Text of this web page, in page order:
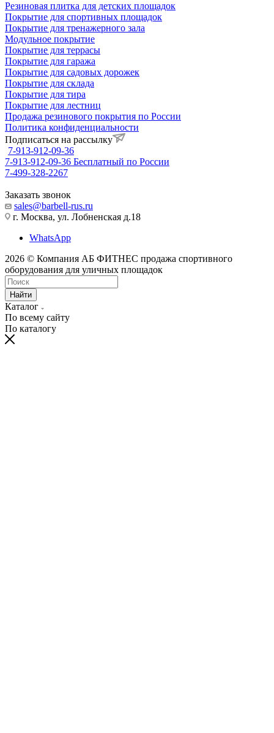
Резиновая плитка для детских площадок
Покрытие для спортивных площадок
Покрытие для тренажерного зала
Модульное покрытие
Покрытие для террасы
Покрытие для гаража
Покрытие для садовых дорожек
Покрытие для склада
Покрытие для тира
Покрытие для лестниц
Продажа резинового покрытия по России
Политика конфиденциальности
Подписаться на рассылку
7-913-912-09-36
7-913-912-09-36 Бесплатный по России
7-499-328-2267
Заказать звонок
sales@barbell-rus.ru
г. Москва, ул. Лобненская д.18
WhatsApp
2026 © Компания АБ ФИТНЕС продажа спортивного
оборудования для уличных площадок
Найти
Каталог
По всему сайту
По каталогу